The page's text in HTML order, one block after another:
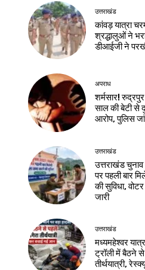
उत्तराखंड
कांवड़ यात्रा
श्रद्धालुओं ने
डीआईजी ने
अपराध
शर्मसार!
साल की बेटी से
आरोप, पुलिस
उत्तराखंड
उत्तराखंड
पर पहली बार
की सुविधा,
जारी
उत्तराखंड
मध्यमहेश्वर
ट्रॉली में बैठने से
तीर्थयात्री,